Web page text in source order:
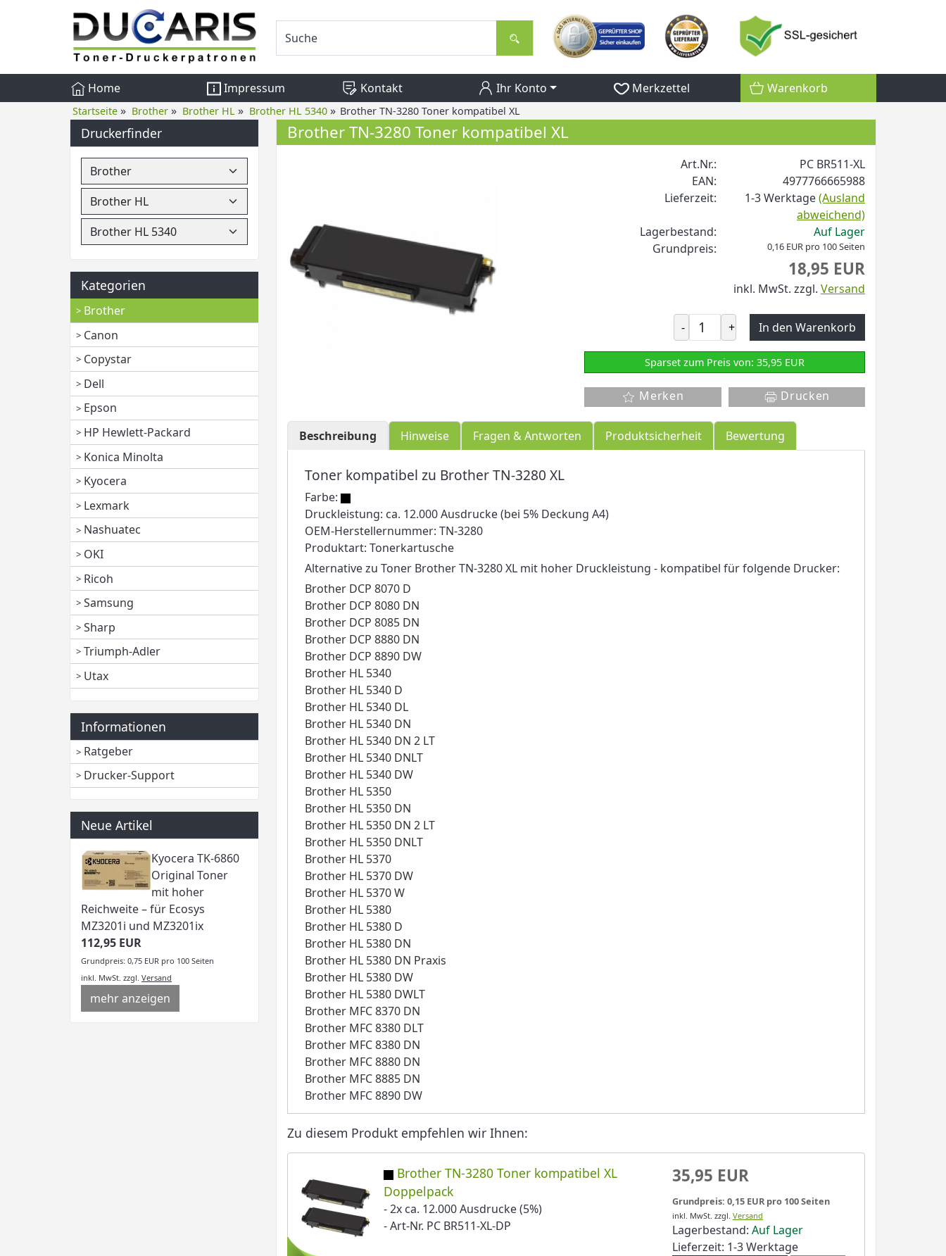
Home Impressum Kontakt Ihr Konto Merkzettel Warenkorb
Startseite » Brother » Brother HL » Brother HL 5340 » Brother TN-3280 Toner kompatibel XL
Druckerfinder
Kategorien
Brother
Canon
Copystar
Dell
Epson
HP Hewlett-Packard
Konica Minolta
Kyocera
Lexmark
Nashuatec
OKI
Ricoh
Samsung
Sharp
Triumph-Adler
Utax
Informationen
Ratgeber
Drucker-Support
Neue Artikel
Kyocera TK-6860
Original Toner
mit hoher
Reichweite – für Ecosys
MZ3201i und MZ3201ix
112,95 EUR
Grundpreis: 0,75 EUR pro 100 Seiten
inkl. MwSt. zzgl. Versand
mehr anzeigen
Brother TN-3280 Toner kompatibel XL
Art.Nr.:
PC BR511-XL
EAN:
4977766665988
Lieferzeit:
1-3 Werktage(Ausland
abweichend)
Lagerbestand:
Auf Lager
Grundpreis:
0,16 EUR pro 100 Seiten
18,95 EUR
inkl. MwSt. zzgl. Versand
- + In den Warenkorb
Sparset zum Preis von: 35,95 EUR
Merken Drucken
Beschreibung Hinweise Fragen & Antworten Produktsicherheit Bewertung
Toner kompatibel zu Brother TN-3280 XL
Farbe:
Druckleistung: ca. 12.000 Ausdrucke (bei 5% Deckung A4)
OEM-Herstellernummer: TN-3280
Produktart: Tonerkartusche
Alternative zu Toner Brother TN-3280 XL mit hoher Druckleistung - kompatibel für folgende Drucker:
Brother DCP 8070 D
Brother DCP 8080 DN
Brother DCP 8085 DN
Brother DCP 8880 DN
Brother DCP 8890 DW
Brother HL 5340
Brother HL 5340 D
Brother HL 5340 DL
Brother HL 5340 DN
Brother HL 5340 DN 2 LT
Brother HL 5340 DNLT
Brother HL 5340 DW
Brother HL 5350
Brother HL 5350 DN
Brother HL 5350 DN 2 LT
Brother HL 5350 DNLT
Brother HL 5370
Brother HL 5370 DW
Brother HL 5370 W
Brother HL 5380
Brother HL 5380 D
Brother HL 5380 DN
Brother HL 5380 DN Praxis
Brother HL 5380 DW
Brother HL 5380 DWLT
Brother MFC 8370 DN
Brother MFC 8380 DLT
Brother MFC 8380 DN
Brother MFC 8880 DN
Brother MFC 8885 DN
Brother MFC 8890 DW
Zu diesem Produkt empfehlen wir Ihnen:
Brother TN-3280 Toner kompatibel XL
Doppelpack
- 2x ca. 12.000 Ausdrucke (5%)
- Art-Nr. PC BR511-XL-DP
35,95 EUR
Grundpreis: 0,15 EUR pro 100 Seiten
inkl. MwSt. zzgl. Versand
Lagerbestand: Auf Lager
Lieferzeit: 1-3 Werktage